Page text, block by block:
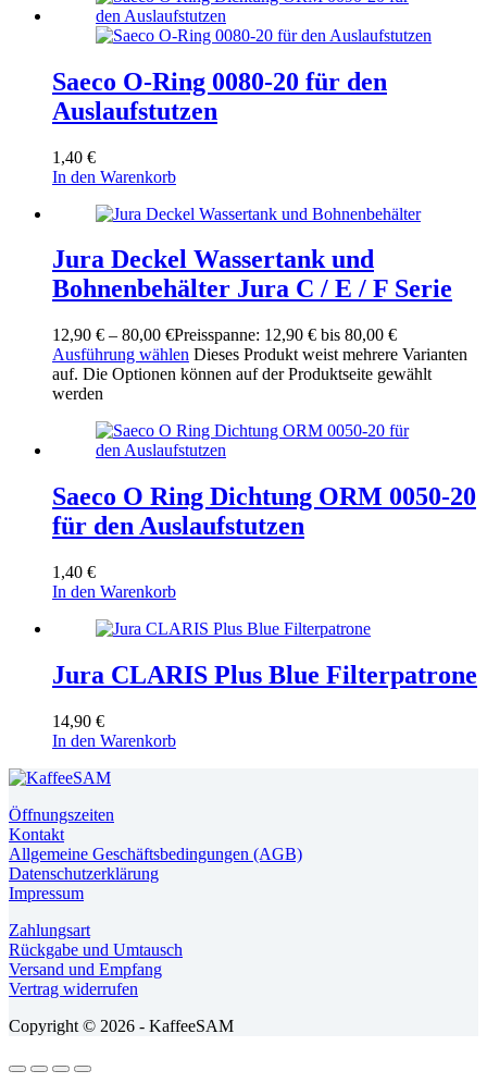
Saeco O-Ring 0080-20 für den
Auslaufstutzen
1,40 €
In den Warenkorb
Jura Deckel Wassertank und
Bohnenbehälter Jura C / E / F Serie
12,90 € – 80,00 €Preisspanne: 12,90 € bis 80,00 €
Ausführung wählen Dieses Produkt weist mehrere Varianten
auf. Die Optionen können auf der Produktseite gewählt
werden
Saeco O Ring Dichtung ORM 0050-20
für den Auslaufstutzen
1,40 €
In den Warenkorb
Jura CLARIS Plus Blue Filterpatrone
14,90 €
In den Warenkorb
Öffnungszeiten
Kontakt
Allgemeine Geschäftsbedingungen (AGB)
Datenschutzerklärung
Impressum
Zahlungsart
Rückgabe und Umtausch
Versand und Empfang
Vertrag widerrufen
Copyright © 2026 - KaffeeSAM